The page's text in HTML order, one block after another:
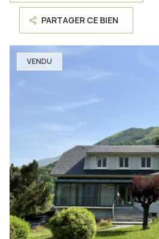
PARTAGER CE BIEN
VENDU